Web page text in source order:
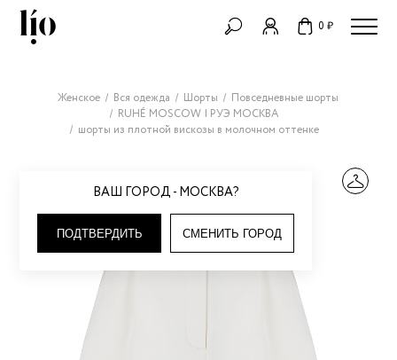
0 ₽
ВАШ ГОРОД - МОСКВА?
ПОДТВЕРДИТЬ СМЕНИТЬ ГОРОД
Женское Вся одежда Шорты
Повседневные шорты
RUHÉ MOSCOW | РУЭ МОСКВА
шорты из плотной вискозы в молочном оттенке